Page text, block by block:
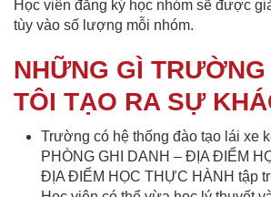
Học viên đăng ký học nhóm sẽ được
tùy vào số lượng mỗi nhóm.
NHỮNG GÌ TRƯỜNG
TÔI TẠO RA SỰ
Trường có hệ thống đào tạo lái xe
PHÒNG GHI DANH – ĐỊA ĐIỂM
ĐỊA ĐIỂM HỌC THỰC HÀNH tập